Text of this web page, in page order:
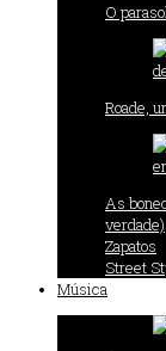
O
Roade,
As
verdade)
Zapatos
Street
Música